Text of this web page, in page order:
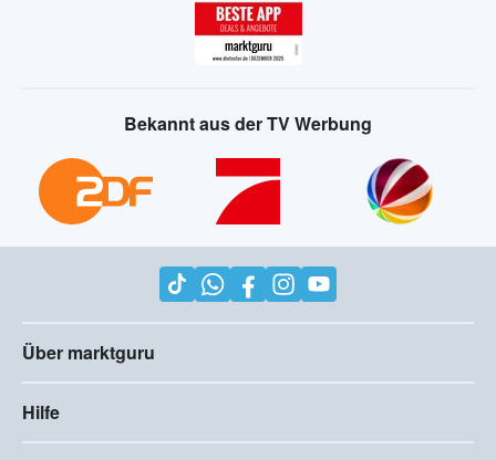
Bekannt aus der TV Werbung
Über marktguru
Hilfe